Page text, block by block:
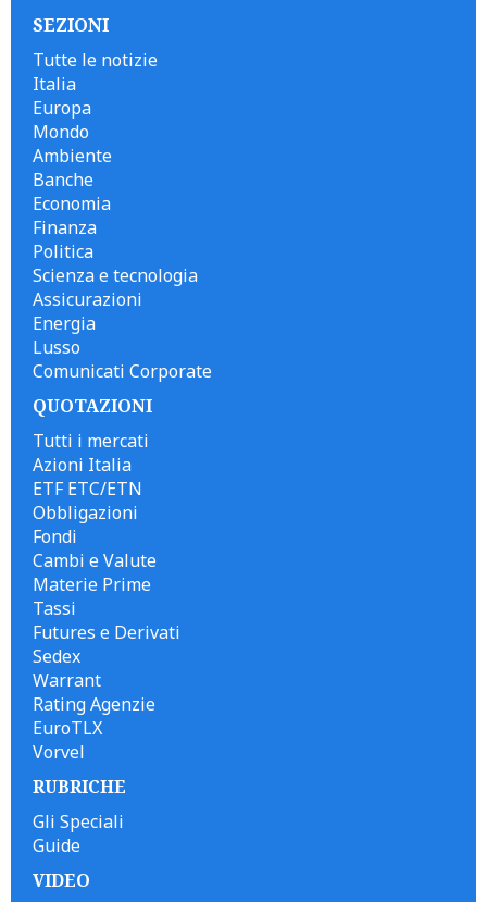
SEZIONI
Tutte le notizie
Italia
Europa
Mondo
Ambiente
Banche
Economia
Finanza
Politica
Scienza e tecnologia
Assicurazioni
Energia
Lusso
Comunicati Corporate
QUOTAZIONI
Tutti i mercati
Azioni Italia
ETF ETC/ETN
Obbligazioni
Fondi
Cambi e Valute
Materie Prime
Tassi
Futures e Derivati
Sedex
Warrant
Rating Agenzie
EuroTLX
Vorvel
RUBRICHE
Gli Speciali
Guide
VIDEO